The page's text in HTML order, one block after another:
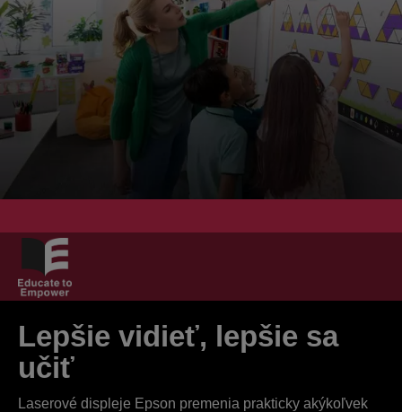
Lepšie vidieť, lepšie sa
učiť
Laserové displeje Epson premenia prakticky akýkoľvek